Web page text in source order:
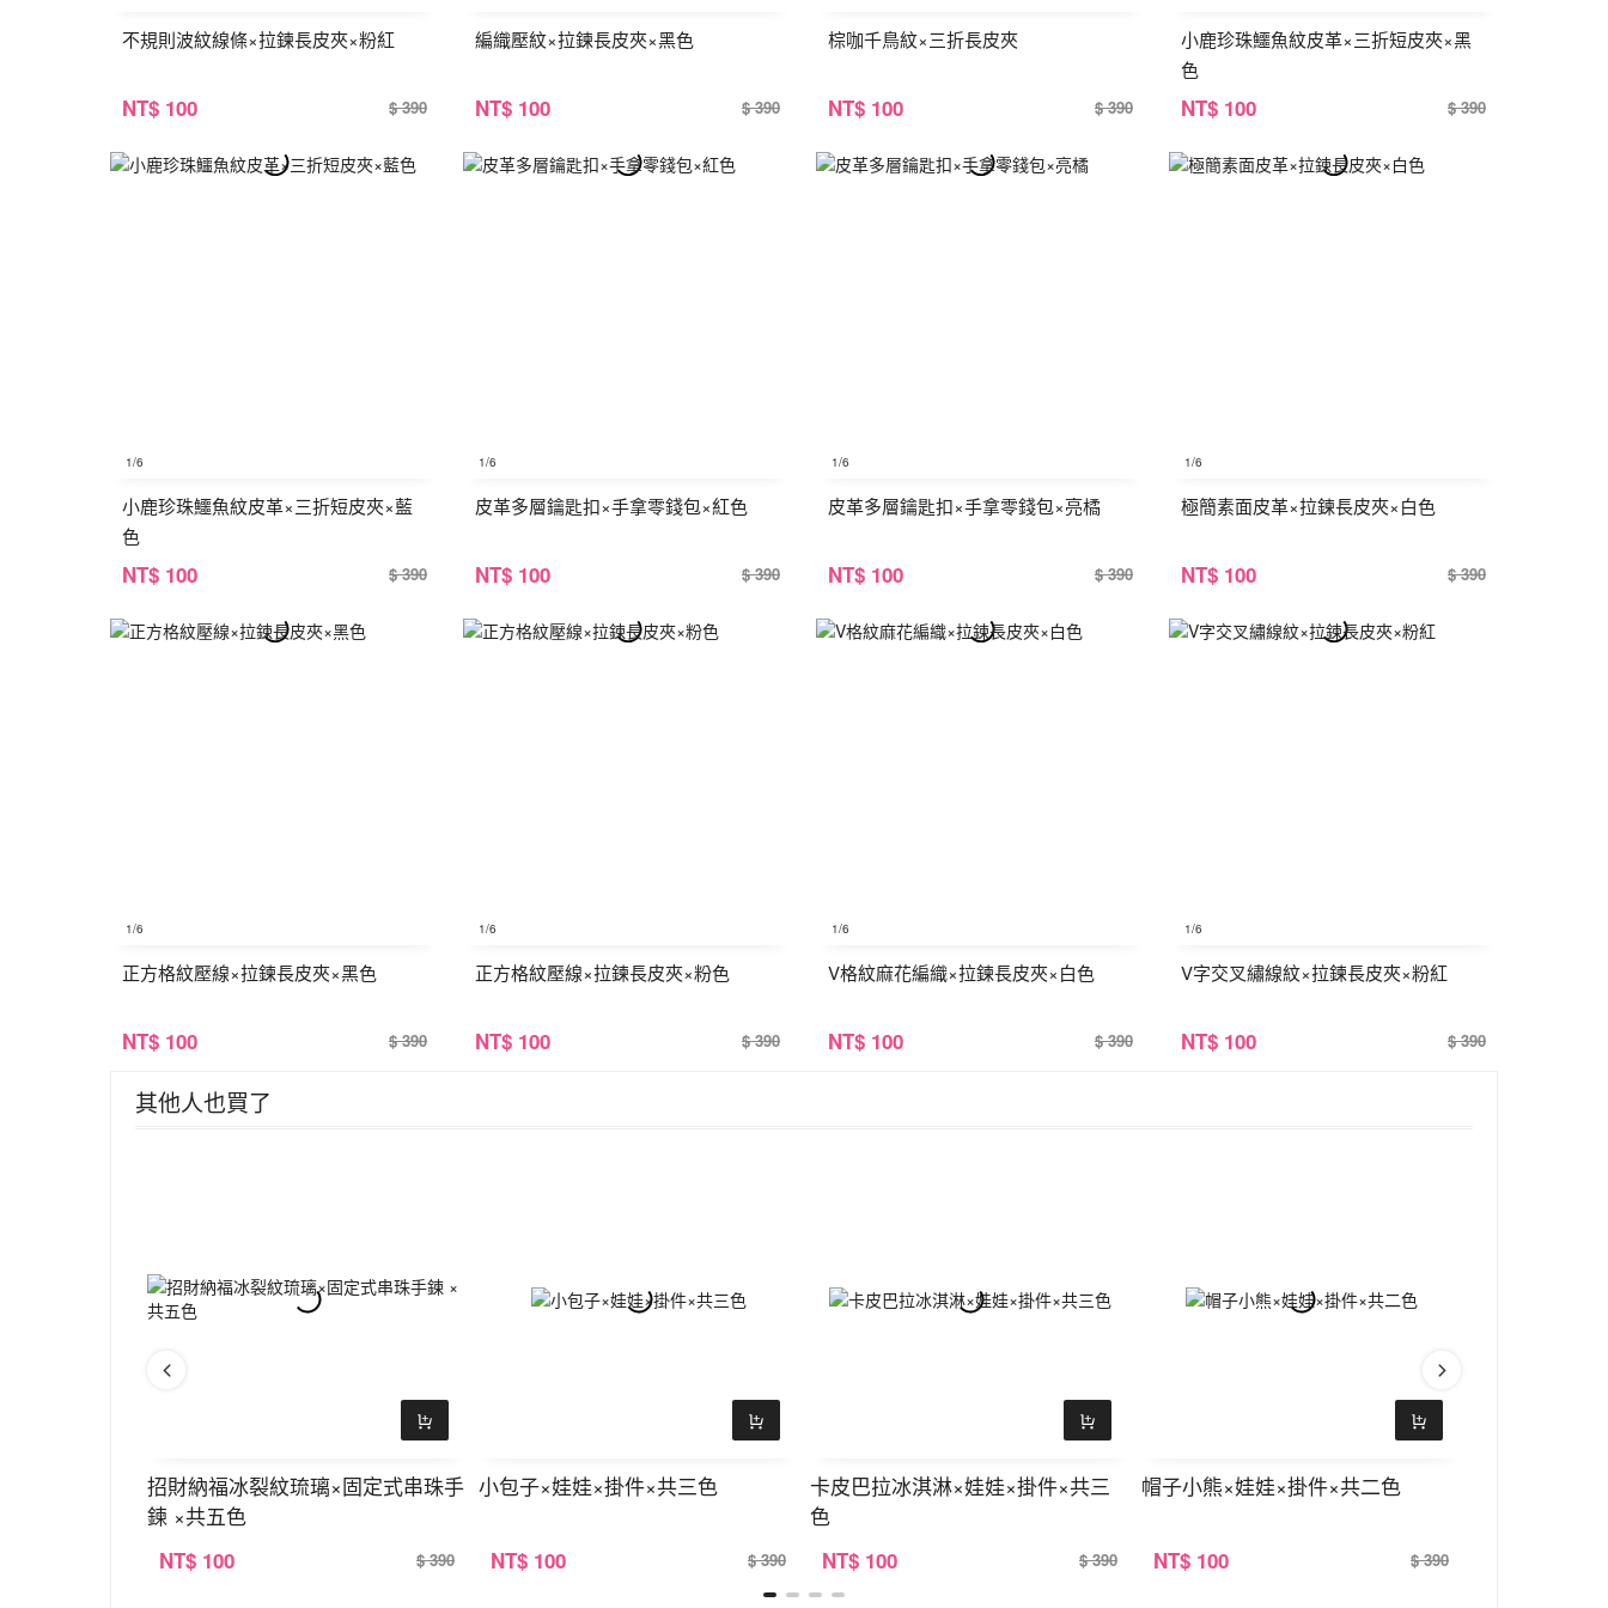
不規則波紋線條×拉鍊長皮夾×粉紅
NT$ 100 $ 390
編織壓紋×拉鍊長皮夾×黑色
NT$ 100 $ 390
棕咖千鳥紋×三折長皮夾
NT$ 100 $ 390
小鹿珍珠鱷魚紋皮革×三折短皮夾×黑
色
NT$ 100 $ 390
1/6
小鹿珍珠鱷魚紋皮革×三折短皮夾×藍
色
NT$ 100 $ 390
1/6
皮革多層鑰匙扣×手拿零錢包×紅色
NT$ 100 $ 390
1/6
皮革多層鑰匙扣×手拿零錢包×亮橘
NT$ 100 $ 390
1/6
極簡素面皮革×拉鍊長皮夾×白色
NT$ 100 $ 390
1/6
正方格紋壓線×拉鍊長皮夾×黑色
NT$ 100 $ 390
1/6
正方格紋壓線×拉鍊長皮夾×粉色
NT$ 100 $ 390
1/6
V格紋麻花編織×拉鍊長皮夾×白色
NT$ 100 $ 390
1/6
V字交叉繡線紋×拉鍊長皮夾×粉紅
NT$ 100 $ 390
其他人也買了
招財納福冰裂紋琉璃×固定式串珠手
鍊 ×共五色
NT$ 100 $ 390
小包子×娃娃×掛件×共三色
NT$ 100 $ 390
卡皮巴拉冰淇淋×娃娃×掛件×共三
色
NT$ 100 $ 390
帽子小熊×娃娃×掛件×共二色
NT$ 100 $ 390